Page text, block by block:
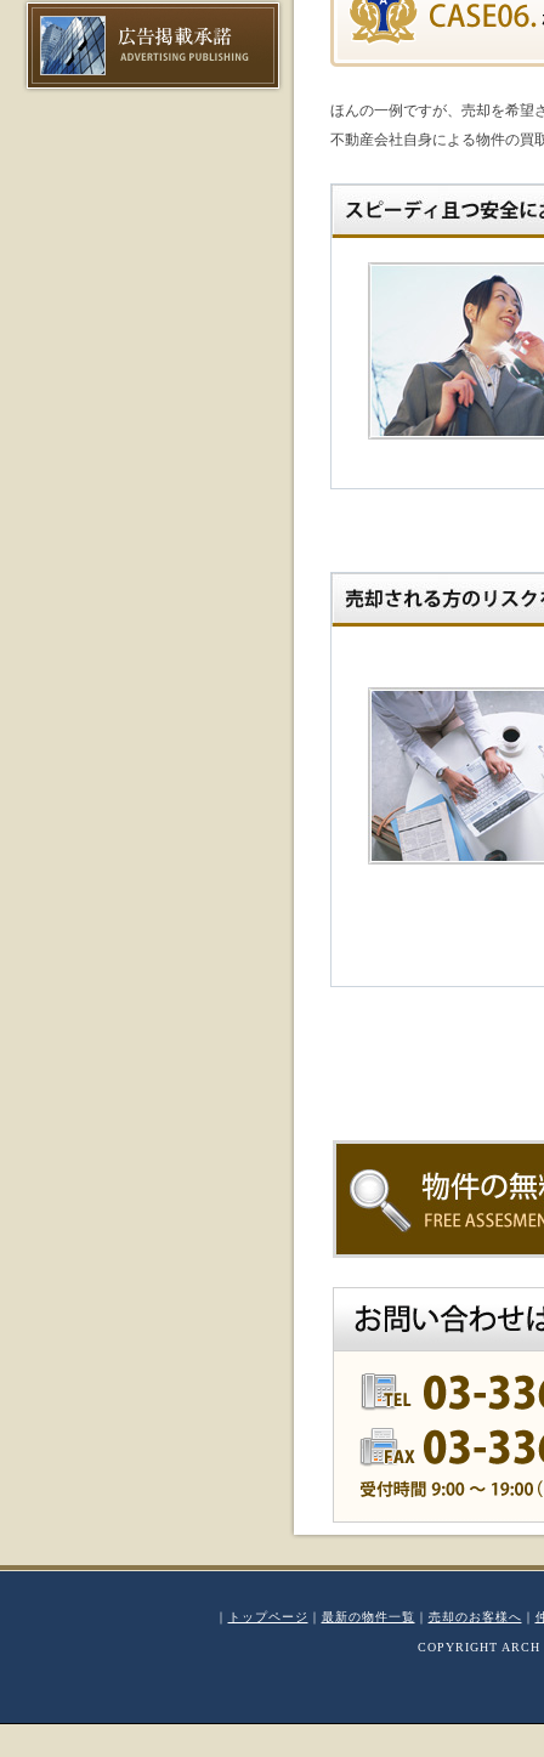
ほんの一例ですが、売却を希望
不動産会社自身による物件の買
｜ トップページ ｜ 最新の物件一覧 ｜ 売却のお客様へ ｜
COPYRIGHT